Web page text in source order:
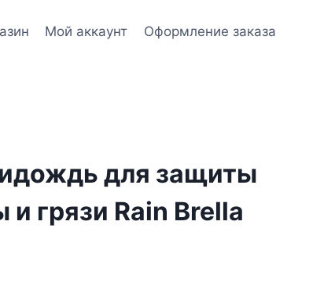
Мой аккаунт Оформление заказа
для защиты
и грязи Rain Brella